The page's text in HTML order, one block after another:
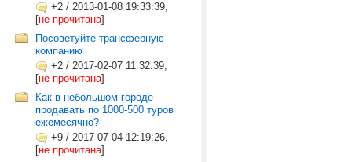
+2 / 2013-01-08 19:33:39,
[не прочитана]
Посоветуйте трансферную
компанию
+2 / 2017-02-07 11:32:39,
[не прочитана]
Как в небольшом городе
продавать по 1000-500 туров
ежемесячно?
+9 / 2017-07-04 12:19:26,
[не прочитана]